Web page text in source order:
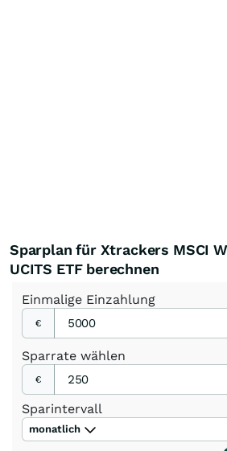
Sparplan für Xtrackers MSCI
UCITS ETF berechnen
Einmalige Einzahlung
€
Sparrate wählen
€
Sparintervall
monatlich